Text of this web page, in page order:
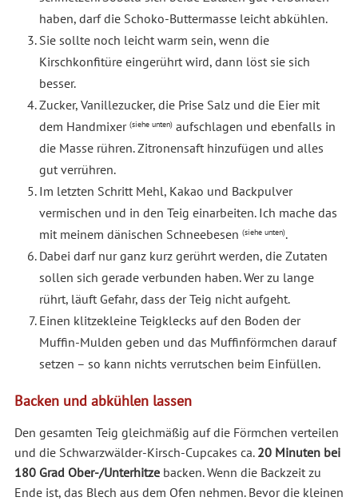
haben, darf die Schoko-Buttermasse leicht abkühlen.
Sie sollte noch leicht warm sein, wenn die
Kirschkonfitüre eingerührt wird, dann löst sie sich
besser.
Zucker, Vanillezucker, die Prise Salz und die Eier mit
dem Handmixer (siehe unten)aufschlagen und ebenfalls in
die Masse rühren. Zitronensaft hinzufügen und alles
gut verrühren.
Im letzten Schritt Mehl, Kakao und Backpulver
vermischen und in den Teig einarbeiten. Ich mache das
mit meinem dänischen Schneebesen (siehe unten).
Dabei darf nur ganz kurz gerührt werden, die Zutaten
sollen sich gerade verbunden haben. Wer zu lange
rührt, läuft Gefahr, dass der Teig nicht aufgeht.
Einen klitzekleine Teigklecks auf den Boden der
Muffin-Mulden geben und das Muffinförmchen darauf
setzen – so kann nichts verrutschen beim Einfüllen.
Backen und abkühlen lassen
Den gesamten Teig gleichmäßig auf die Förmchen verteilen
und die Schwarzwälder-Kirsch-Cupcakes ca. 20 Minuten bei
180 Grad Ober-/Unterhitzebacken. Wenn die Backzeit zu
Ende ist, das Blech aus dem Ofen nehmen. Bevor die kleinen